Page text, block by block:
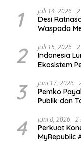
Marjinal, dan Pemula
1 Juli 14, 2026
Desi
Waspada
2 Juli 15, 2026
Indonesia
Ekosistem
3 Juni 17, 2026
Pemko
Publik dan
4 Juni 8, 2026 2
Perkuat
MyRepublic